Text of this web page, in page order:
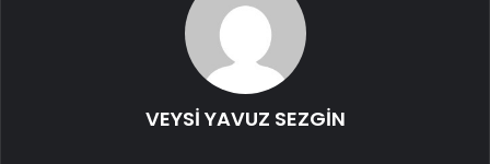
VEYSİ YAVUZ SEZGİN